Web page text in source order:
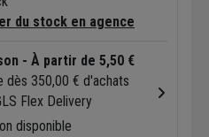
du stock en agence
- À partir de 5,50 €
dès 350,00 € d'achats
Flex Delivery
disponible